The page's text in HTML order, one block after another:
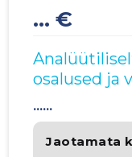
... €
osalused ja
Jaotamata
......